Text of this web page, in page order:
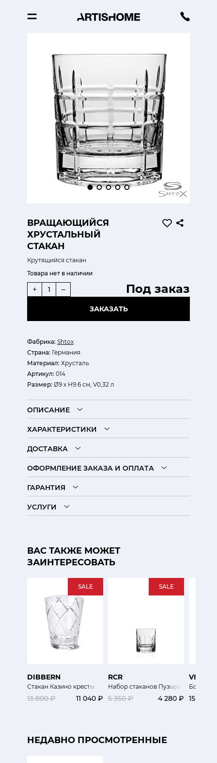
ВРАЩАЮЩИЙСЯ
ХРУСТАЛЬНЫЙ
СТАКАН
Крутящийся стакан
Фабрика: Shtox
Страна: Германия
Материал: Хрусталь
Артикул: 014
Размер: Ø9 х Н9.6 см, V0,32 л
Товара нет в наличии
Под заказ
+ –
ЗАКАЗАТЬ
ОПИСАНИЕ
ХАРАКТЕРИСТИКИ
ДОСТАВКА
ОФОРМЛЕНИЕ ЗАКАЗА И ОПЛАТА
ГАРАНТИЯ
УСЛУГИ
ВАС ТАКЖЕ МОЖЕТ
ЗАИНТЕРЕСОВАТЬ
SALE
DIBBERN
Стакан Казино кресты
13 800 ₽ 11 040 ₽
SALE
RCR
Набор стаканов Пузырь
5 350 ₽ 4 280 ₽
VISTA
Бокал
15 100 ₽
НЕДАВНО ПРОСМОТРЕННЫЕ